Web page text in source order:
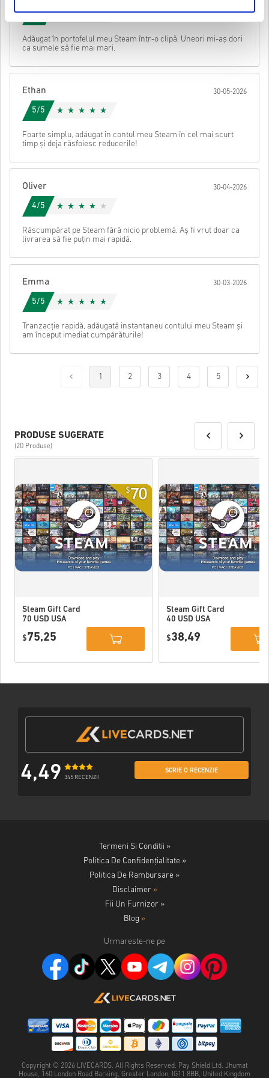
• Introdu adresa ta de e-mail
• Selectează metoda de plată preferată
accesa codul tău.
Anulare Trimite
4/5
Adăugat în portofelul meu Steam într-o clipă. Uneori mi-aș dori
ca sumele să fie mai mari.
Ethan 30-05-2026
5/5
Foarte simplu, adăugat în contul meu Steam în cel mai scurt
timp și deja răsfoiesc reducerile!
Oliver 30-04-2026
4/5
Răscumpărat pe Steam fără nicio problemă. Aș fi vrut doar ca
livrarea să fie puțin mai rapidă.
Emma 30-03-2026
5/5
Tranzacție rapidă, adăugată instantaneu contului meu Steam și
am început imediat cumpărăturile!
1 2 3 4 5
PRODUSE SUGERATE
(20 Produse)
Steam Gift Card
70 USD USA
$75,25
Steam Gift Card
40 USD USA
$38,49
4,49 345 RECENZII
SCRIE O RECENZIE
Termeni Si Conditii »
Politica De Confidențialitate »
Politica De Rambursare »
Disclaimer »
Fii Un Furnizor »
Blog »
Urmareste-ne pe
Copyright © 2026 LIVECARDS. All Rights Reserved. Pay Shield Ltd. Jhumat
House, 160 London Road Barking, Greater London, IG11 8BB, United Kingdom